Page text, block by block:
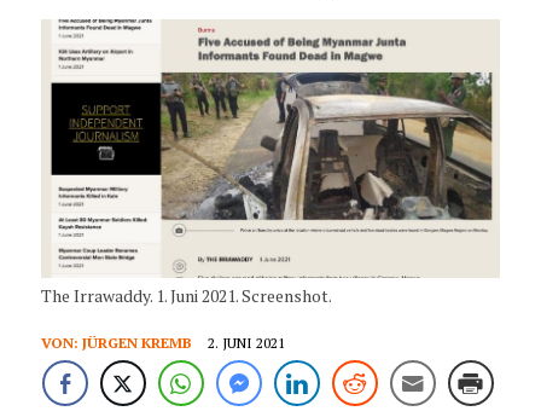
The Irrawaddy. 1. Juni 2021. Screenshot.
VON: JÜRGEN KREMB 2. JUNI 2021